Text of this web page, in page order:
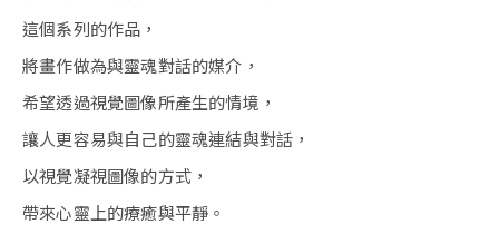
這個系列的作品，
將畫作做為與靈魂對話的媒介，
希望透過視覺圖像所產生的情境，
讓人更容易與自己的靈魂連結與對話，
以視覺凝視圖像的方式，
帶來心靈上的療癒與平靜。